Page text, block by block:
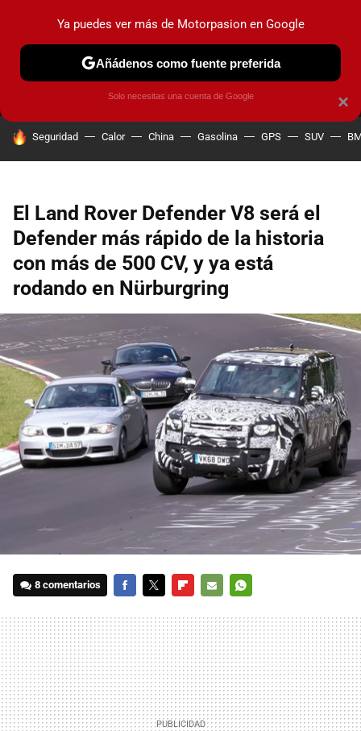
MENÚ NUEVO
COCHES ELÉCTRICOS OBSERVATORIO
HOY SE HABLA DE
Seguridad Calor China Gasolina GPS SUV
El Land Rover Defender V8 será el
Defender más rápido de la historia
con más de 500 CV, y ya está
rodando en Nürburgring
8 comentarios
MAIL
×
Ya puedes ver más de Motorpasion en Google
Añádenos como fuente preferida
Solo necesitas una cuenta de Google